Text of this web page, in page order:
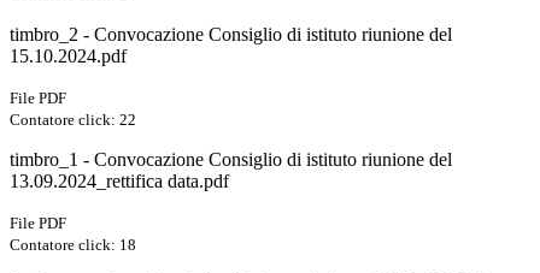
timbro_2 - Convocazione Consiglio di istituto riunione del
15.10.2024.pdf
File PDF
Contatore click: 22
timbro_1 - Convocazione Consiglio di istituto riunione del
13.09.2024_rettifica data.pdf
File PDF
Contatore click: 18